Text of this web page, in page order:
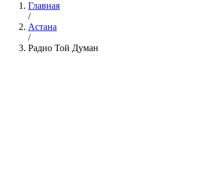
Главная
/
Астана
/
Радио Той Думан